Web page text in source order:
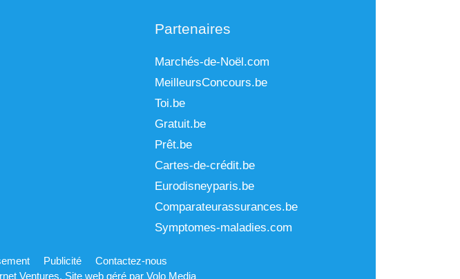
Partenaires
Marchés-de-Noël.com
MeilleursConcours.be
Toi.be
Gratuit.be
Prêt.be
Cartes-de-crédit.be
Eurodisneyparis.be
Comparateurassurances.be
Symptomes-maladies.com
Publicité
Contactez-nous
Ventures. Site web géré par Volo Media